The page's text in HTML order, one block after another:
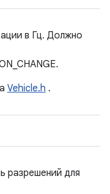
в Гц. Должно
Vehicle.h .
разрешений для